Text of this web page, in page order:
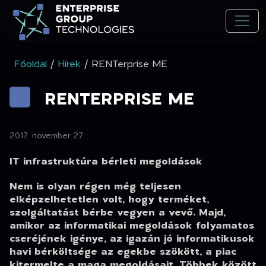
Főoldal / Hírek / RENTerprise ME
RENTERPRISE ME
2017. november 27.
IT infrastruktúra bérleti megoldások
Nem is olyan régen még teljesen
elképzelhetetlen volt, hogy terméket,
szolgáltatást bérbe vegyen a vevő. Majd,
amikor az informatikai megoldások folyamatos
cseréjének igénye, az igazán jó informatikusok
havi bérköltsége az egekbe szökött, a piac